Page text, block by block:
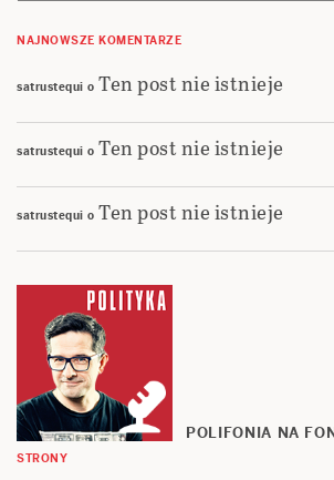
NAJNOWSZE KOMENTARZE
satrustequi o Ten post nie istnieje
satrustequi o Ten post nie istnieje
satrustequi o Ten post nie istnieje
POLIFONIA NA
STRONY